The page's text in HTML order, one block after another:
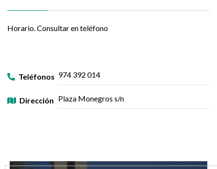
Horario. Consultar en teléfono
Teléfonos 974 392 014
Dirección Plaza Monegros s/n